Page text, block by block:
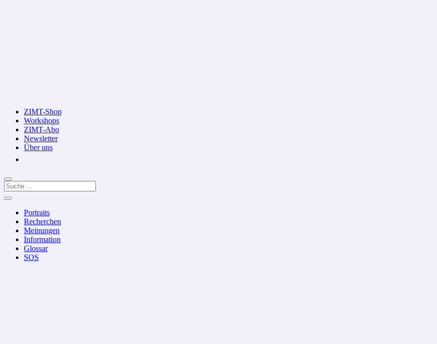
ZIMT-Shop
Workshops
ZIMT-Abo
Newsletter
Über uns
Portraits
Recherchen
Meinungen
Information
Glossar
SOS